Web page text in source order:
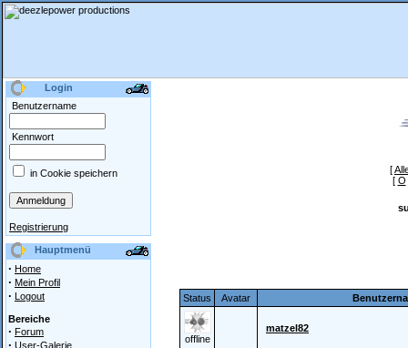
Login
Benutzername
Kennwort
in Cookie speichern
Registrierung
Hauptmenü
· Home
· Mein Profil
· Logout
Bereiche
· Forum
· User-Galerie
[
[ O
Status Avatar
offline
matzel82